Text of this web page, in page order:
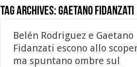
Tag Archives:Gaetano Fidanzati
Belén Rodriguez e Gaetano
Fidanzati escono allo
ma spuntano ombre sul